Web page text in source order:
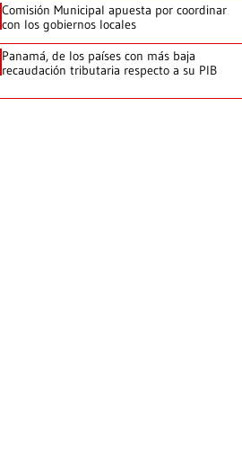
Comisión Municipal apuesta por coordinar
con los gobiernos locales
Panamá, de los países con más baja
recaudación tributaria respecto a su PIB